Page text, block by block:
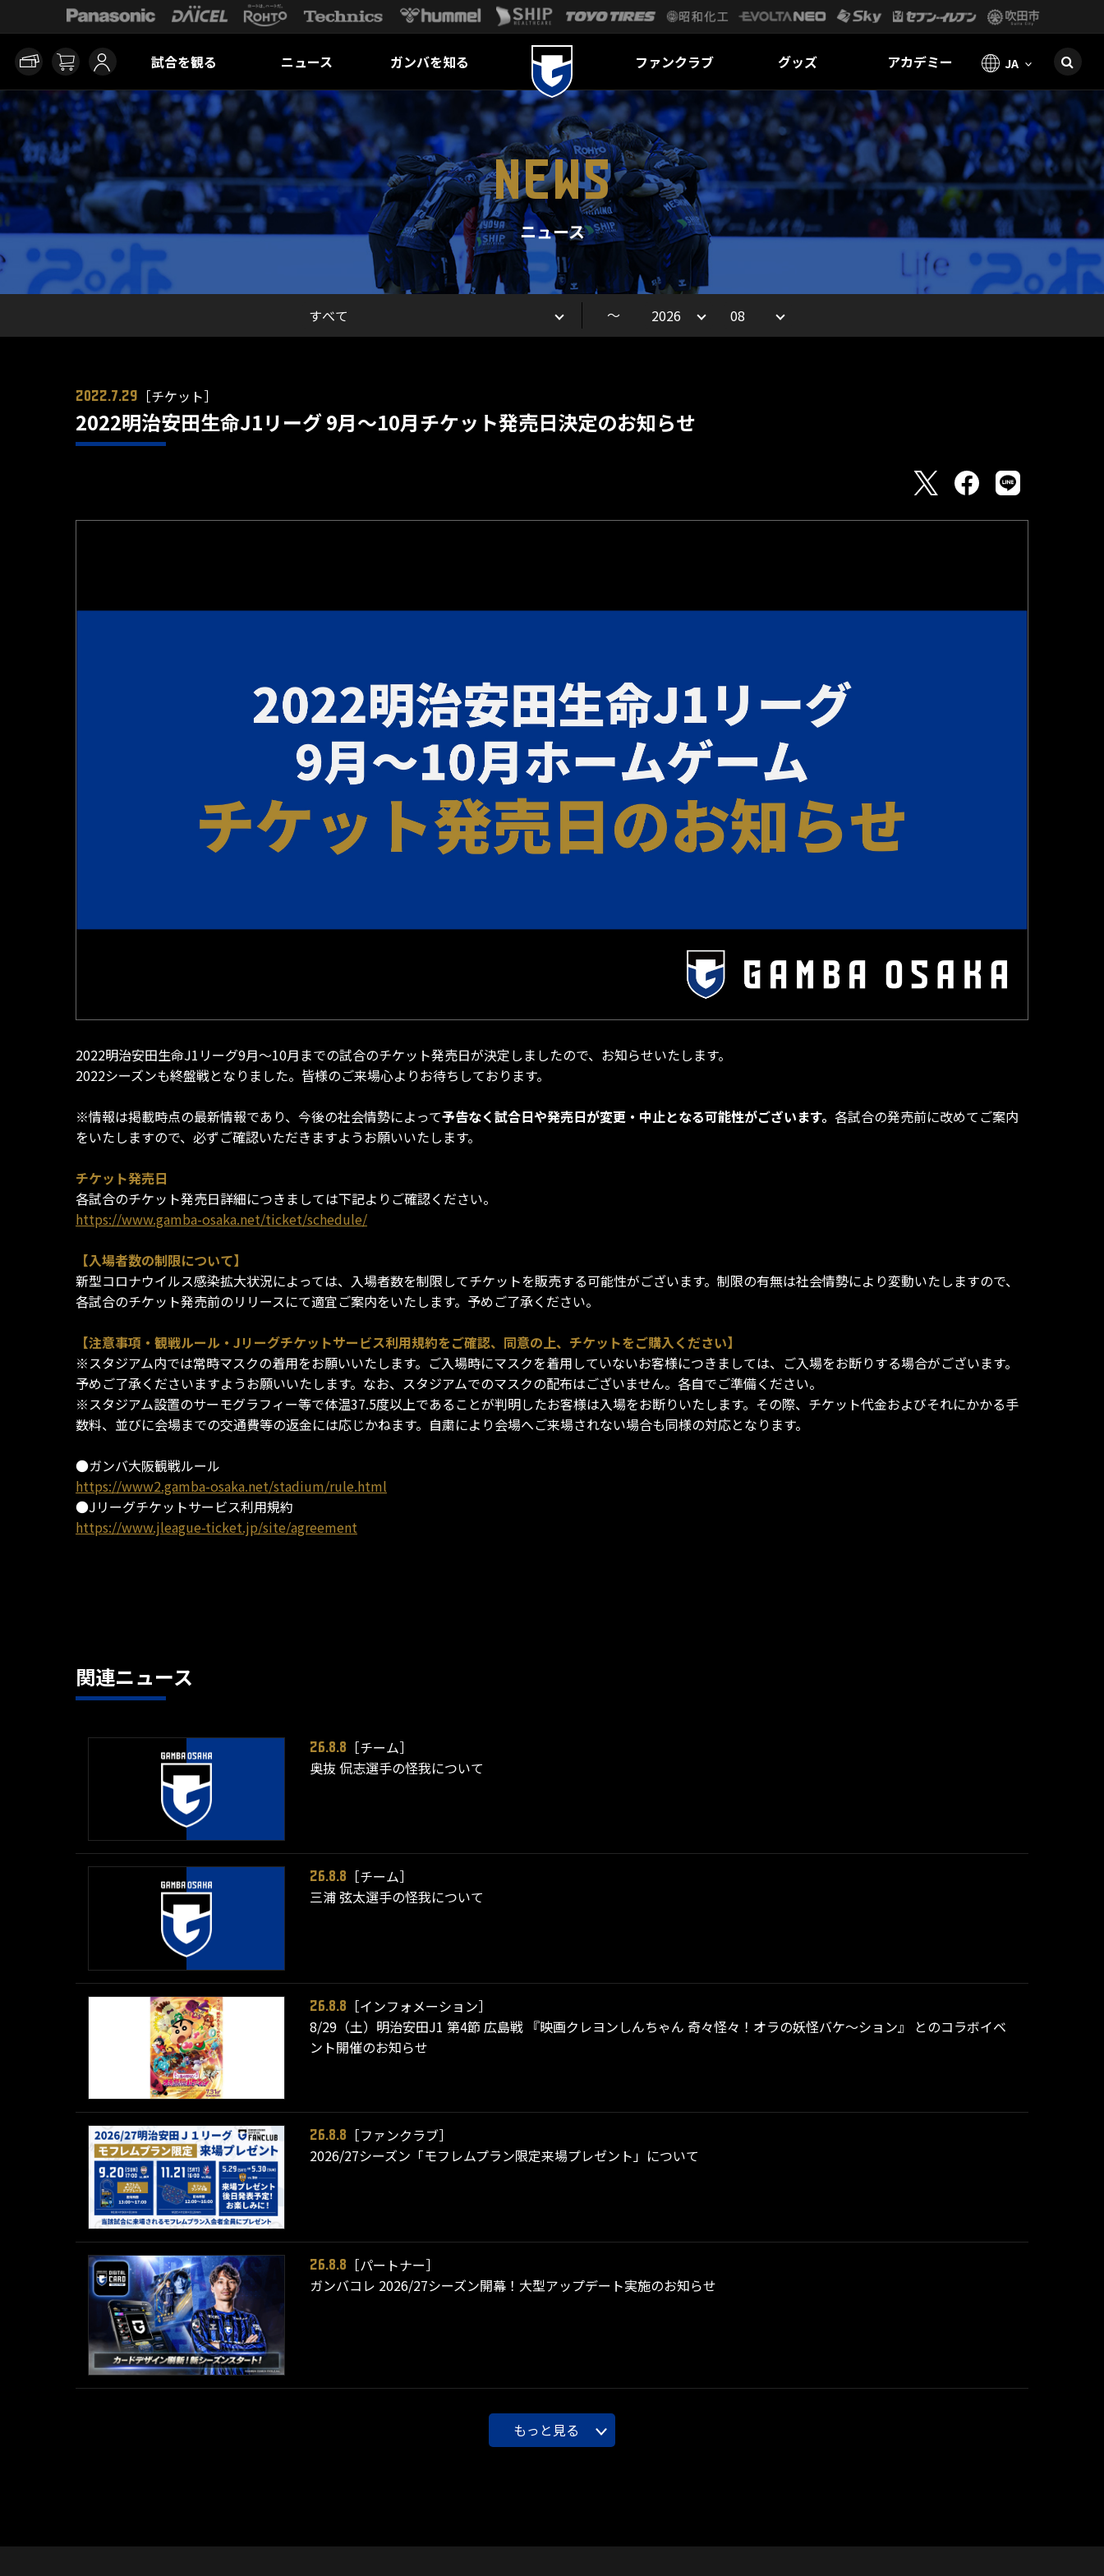
試合を観る ニュース ガンバを知る ファンクラブ グッズ アカデミー JA
NEWS
ニュース
～
2022.7.29 ［チケット］
2022明治安田生命J1リーグ 9月～10月チケット発売日決定のお知らせ
2022明治安田生命J1リーグ9月～10月までの試合のチケット発売日が決定しましたので、お知らせいたします。
2022シーズンも終盤戦となりました。皆様のご来場心よりお待ちしております。
※情報は掲載時点の最新情報であり、今後の社会情勢によって予告なく試合日や発売日が変更・中止となる可能性がございます。 各試合の発売前に改めてご案内
をいたしますので、必ずご確認いただきますようお願いいたします。
チケット発売日
各試合のチケット発売日詳細につきましては下記よりご確認ください。
https://www.gamba-osaka.net/ticket/schedule/
【入場者数の制限について】
新型コロナウイルス感染拡大状況によっては、入場者数を制限してチケットを販売する可能性がございます。制限の有無は社会情勢により変動いたしますので、
各試合のチケット発売前のリリースにて適宜ご案内をいたします。予めご了承ください。
【注意事項・観戦ルール・Jリーグチケットサービス利用規約をご確認、同意の上、チケットをご購入ください】
※スタジアム内では常時マスクの着用をお願いいたします。ご入場時にマスクを着用していないお客様につきましては、ご入場をお断りする場合がございます。
予めご了承くださいますようお願いいたします。なお、スタジアムでのマスクの配布はございません。各自でご準備ください。
※スタジアム設置のサーモグラフィー等で体温37.5度以上であることが判明したお客様は入場をお断りいたします。その際、チケット代金およびそれにかかる手
数料、並びに会場までの交通費等の返金には応じかねます。自粛により会場へご来場されない場合も同様の対応となります。
●ガンバ大阪観戦ルール
https://www2.gamba-osaka.net/stadium/rule.html
●Jリーグチケットサービス利用規約
https://www.jleague-ticket.jp/site/agreement
関連ニュース
26.8.8
［チーム］
奥抜 侃志選手の怪我について
26.8.8
［チーム］
三浦 弦太選手の怪我について
26.8.8
［インフォメーション］
8/29（土）明治安田J1 第4節 広島戦 『映画クレヨンしんちゃん 奇々怪々！オラの妖怪バケ～ション』 とのコラボイベ
ント開催のお知らせ
26.8.8
［ファンクラブ］
2026/27シーズン「モフレムプラン限定来場プレゼント」について
26.8.8
［パートナー］
ガンバコレ 2026/27シーズン開幕！大型アップデート実施のお知らせ
もっと見る